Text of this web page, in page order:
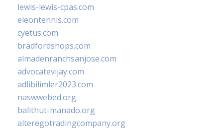
lewis-lewis-cpas.com
eleontennis.com
cyetus.com
bradfordshops.com
almadenranchsanjose.com
advocatevijay.com
adlibilimler2023.com
naswwebed.org
balithut-manado.org
alteregotradingcompany.org